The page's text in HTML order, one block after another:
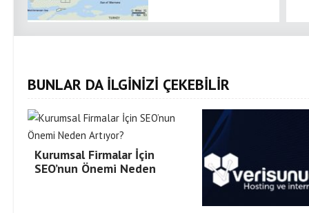
BUNLAR DA İLGİNİZİ ÇEKEBİLİR
Kurumsal Firmalar İçin
SEO’nun Önemi Neden